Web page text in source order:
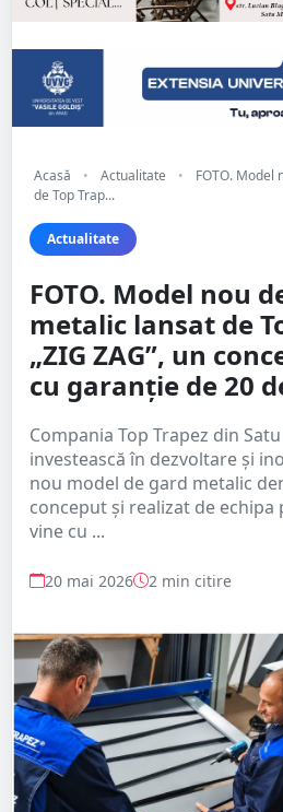
Acasă • Actualitate •
FOTO. Model
de Top Trap...
Actualitate
FOTO. Model nou
metalic lansat de
„ZIG ZAG”, un
cu garanție de 20
Compania Top Trapez din
investească în dezvoltare și
nou model de gard metalic
conceput și realizat de
vine cu ...
20 mai 2026 2 min citire